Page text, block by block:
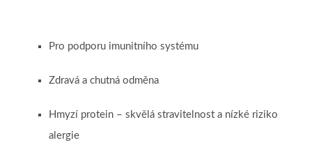
Pro podporu imunitního systému
Zdravá a chutná odměna
Hmyzí protein – skvělá stravitelnost a nízké riziko
alergie